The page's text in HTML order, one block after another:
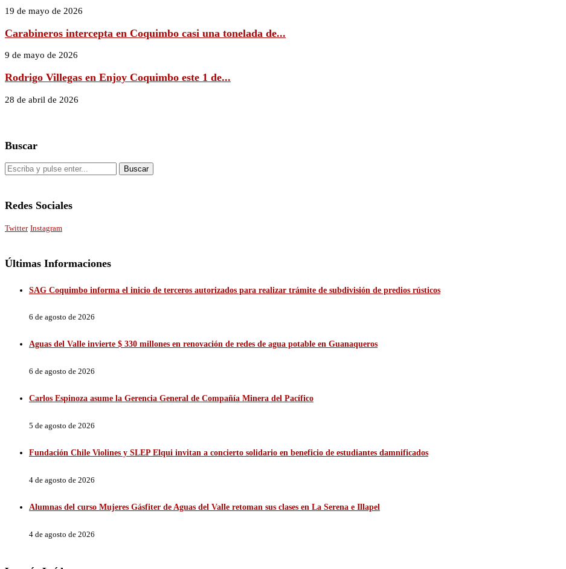
19 de mayo de 2026
Carabineros intercepta en Coquimbo casi una tonelada de...
9 de mayo de 2026
Rodrigo Villegas en Enjoy Coquimbo este 1 de...
28 de abril de 2026
Buscar
Redes Sociales
Twitter Instagram
Últimas Informaciones
SAG Coquimbo informa el inicio de terceros autorizados para realizar trámite de subdivisión de predios rústicos
6 de agosto de 2026
Aguas del Valle invierte $ 330 millones en renovación de redes de agua potable en Guanaqueros
6 de agosto de 2026
Carlos Espinoza asume la Gerencia General de Compañía Minera del Pacífico
5 de agosto de 2026
Fundación Chile Violines y SLEP Elqui invitan a concierto solidario en beneficio de estudiantes damnificados
4 de agosto de 2026
Alumnas del curso Mujeres Gásfiter de Aguas del Valle retoman sus clases en La Serena e Illapel
4 de agosto de 2026